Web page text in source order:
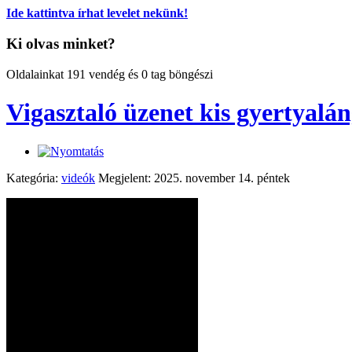
Ide kattintva írhat levelet nekünk!
Ki olvas minket?
Oldalainkat 191 vendég és 0 tag böngészi
Vigasztaló üzenet kis
Kategória: videók Megjelent: 2025. november 14. péntek